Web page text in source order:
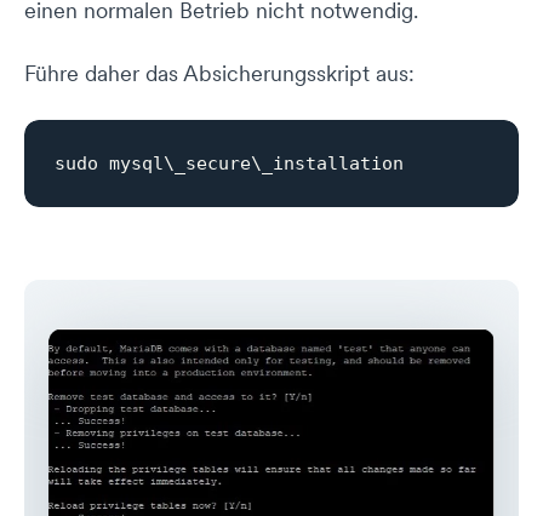
einen normalen Betrieb nicht notwendig.
Führe daher das Absicherungsskript aus: